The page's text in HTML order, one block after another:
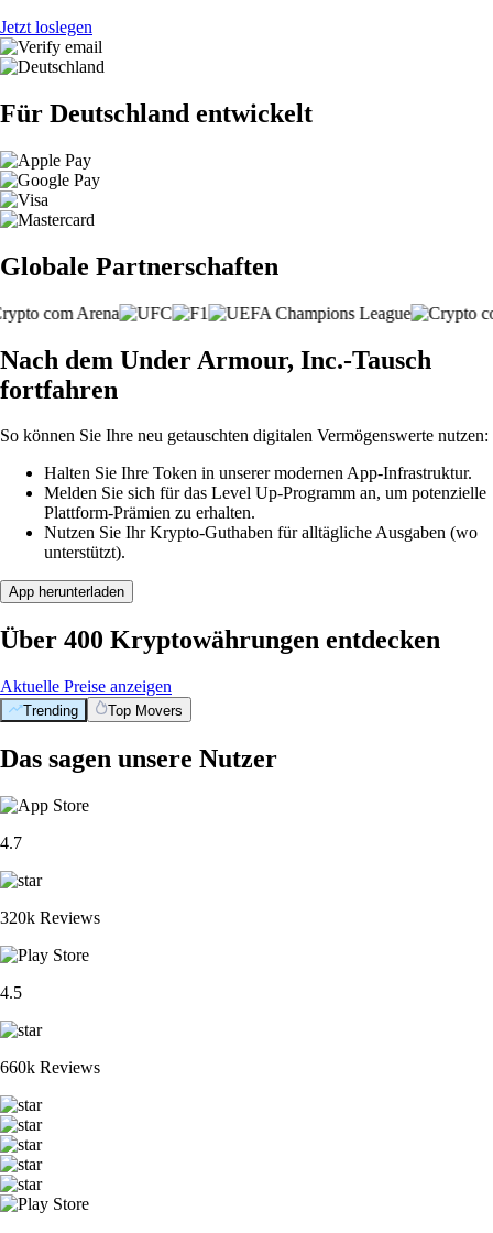
Jetzt loslegen
Für Deutschland entwickelt
Globale Partnerschaften
Nach dem Under Armour, Inc.-Tausch
fortfahren
So können Sie Ihre neu getauschten digitalen Vermögenswerte nutzen:
Halten Sie Ihre Token in unserer modernen App-Infrastruktur.
Melden Sie sich für das Level Up-Programm an, um potenzielle
Plattform-Prämien zu erhalten.
Nutzen Sie Ihr Krypto-Guthaben für alltägliche Ausgaben (wo
unterstützt).
App herunterladen
Über 400 Kryptowährungen entdecken
Aktuelle Preise anzeigen
Trending Top Movers
Das sagen unsere Nutzer
4.7
320k Reviews
4.5
660k Reviews